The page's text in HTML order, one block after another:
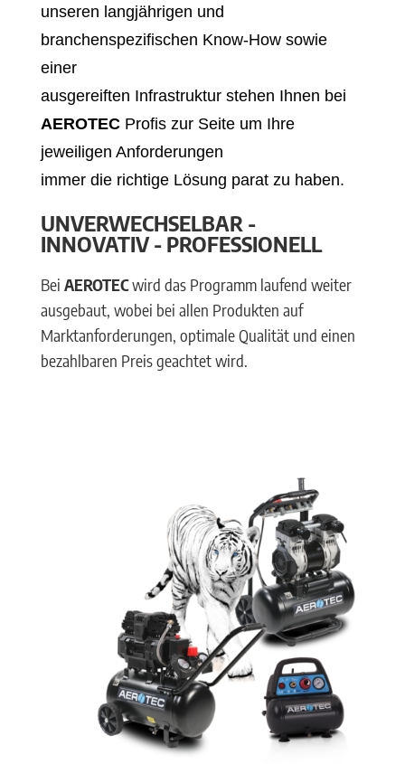
unseren langjährigen und
branchenspezifischen Know-How sowie
einer
ausgereiften Infrastruktur stehen Ihnen bei
AEROTEC Profis zur Seite um Ihre
jeweiligen Anforderungen
immer die richtige Lösung parat zu haben.
UNVERWECHSELBAR -
INNOVATIV - PROFESSIONELL
Bei AEROTECwird das Programm laufend weiter
ausgebaut, wobei bei allen Produkten auf
Marktanforderungen, optimale Qualität und einen
bezahlbaren Preis geachtet wird.